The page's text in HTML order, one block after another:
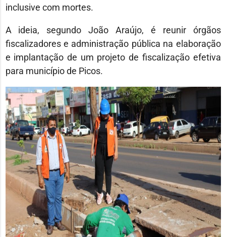
inclusive com mortes.
A ideia, segundo João Araújo, é reunir órgãos
fiscalizadores e administração pública na elaboração
e implantação de um projeto de fiscalização efetiva
para município de Picos.